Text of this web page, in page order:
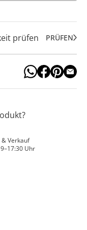
prüfen PRÜFEN
Verkauf
Uhr